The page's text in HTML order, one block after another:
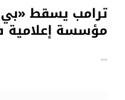
ترامب يسقط
مؤسسة إعلامية
…